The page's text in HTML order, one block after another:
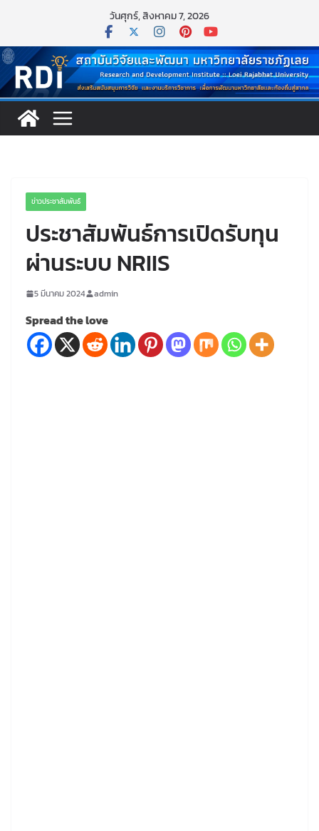
content
วันศุกร์, สิงหาคม 7, 2026
ข่าวประชาสัมพันธ์
ประชาสัมพันธ์การเปิดรับทุน
ผ่านระบบ NRIIS
5 มีนาคม 2024 admin
Spread the love